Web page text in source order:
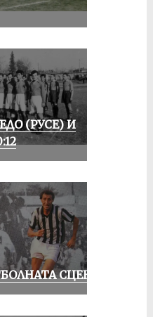
(РУСЕ) И
СЦЕНА